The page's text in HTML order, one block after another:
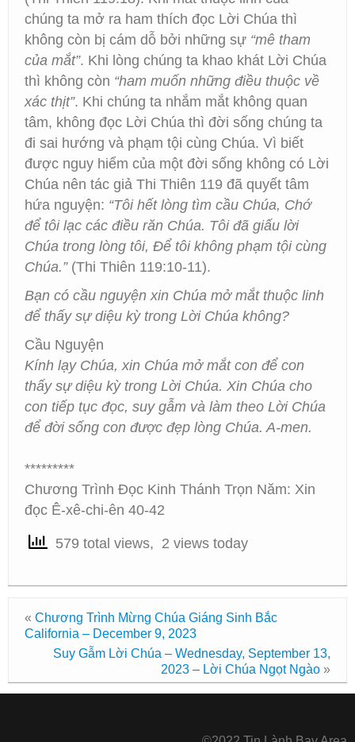
chúng ta mở ra ham thích đọc Lời Chúa thì
không còn bị cám dỗ bởi những sự “mê tham
của mắt”. Khi lòng chúng ta khao khát Lời Chúa
thì không còn “ham muốn những điều thuộc về
xác thịt”. Khi chúng ta nhắm mắt không quan
tâm, không đọc Lời Chúa thì đời sống chúng ta
đi sai hướng và phạm tội cùng Chúa. Vì biết
được nguy hiểm của một đời sống không có Lời
Chúa nên tác giả Thi Thiên 119 đã quyết tâm
hứa nguyện: “Tôi hết lòng tìm cầu Chúa, Chớ
để tôi lạc các điều răn Chúa. Tôi đã giấu lời
Chúa trong lòng tôi, Để tôi không phạm tội cùng
Chúa.”(Thi Thiên 119:10-11).
Bạn có cầu nguyện xin Chúa mở mắt thuộc linh
để thấy sự diệu kỳ trong Lời Chúa không?
Cầu Nguyện
Kính lạy Chúa, xin Chúa mở mắt con để con
thấy sự diệu kỳ trong Lời Chúa. Xin Chúa cho
con tiếp tục đọc, suy gẫm và làm theo Lời Chúa
để đời sống con được đẹp lòng Chúa. A-men.
*********
Chương Trình Đọc Kinh Thánh Trọn Năm: Xin
đọc Ê-xê-chi-ên 40-42
579 total views, 2 views today
« Chương Trình Mừng Chúa Giáng Sinh Bắc
California – December 9, 2023
Suy Gẫm Lời Chúa – Wednesday, September 13,
2023 – Lời Chúa Ngọt Ngào »